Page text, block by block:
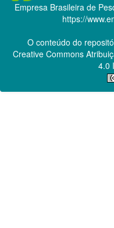
Empresa Brasileira de
https://
O conteúdo do
Creative Commons
4.0